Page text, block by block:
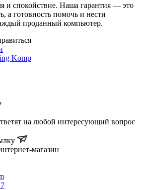
и спокойствие. Наша гарантия — это
а готовность помочь и нести
проданный компьютер.
Komp
на любой интересующий вопрос
магазин